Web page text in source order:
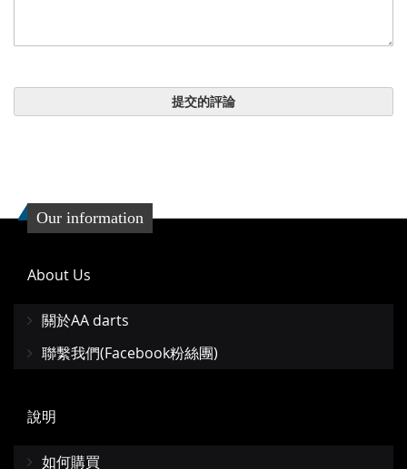
提交的評論
Our information
About Us
關於AA darts
聯繫我們(Facebook粉絲團)
說明
如何購買